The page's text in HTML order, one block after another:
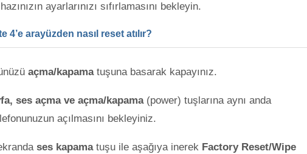
ayarlarınızı sıfırlamasını bekleyin.
4’e arayüzden nasıl reset atılır?
açma/kapamatuşuna basarak kapayınız.
ses açma ve açma/kapama(power) tuşlarına aynı anda
açılmasını bekleyiniz.
ses kapamatuşu ile aşağıya inerek Factory Reset/Wipe